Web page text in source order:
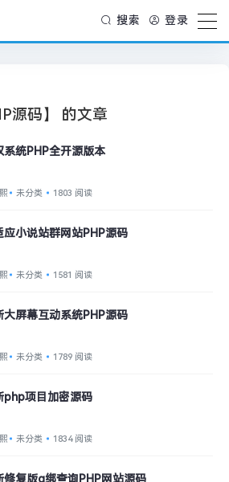
搜索 登录
源码】 的文章
系统PHP全开源版本
未分类 1803 阅读
应小说站群网站PHP源码
未分类 1581 阅读
大屏幕互动系统PHP源码
未分类 1789 阅读
php项目加密源码
未分类 1834 阅读
修复版q绑查询PHP网站源码